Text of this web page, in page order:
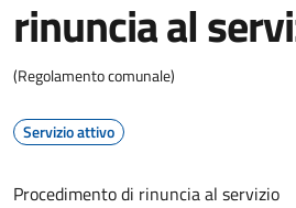
rinuncia al
(Regolamento comunale)
Servizio attivo
Procedimento di rinuncia al servizio